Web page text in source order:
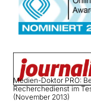
Medien-Doktor PRO:
Recherchedienst im
(November 2013)